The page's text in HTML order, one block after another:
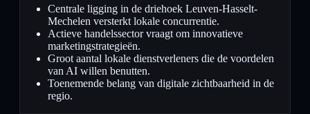
Centrale ligging in de driehoek Leuven-Hasselt-
Mechelen versterkt lokale concurrentie.
Actieve handelssector vraagt om innovatieve
marketingstrategieën.
Groot aantal lokale dienstverleners die de voordelen
van AI willen benutten.
Toenemende belang van digitale zichtbaarheid in de
regio.